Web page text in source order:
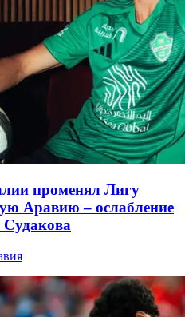
променял Лигу
Аравию – ослабление
Судакова